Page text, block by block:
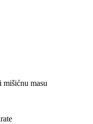
mišićnu masu